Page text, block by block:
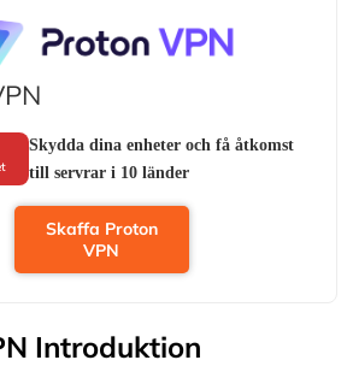
Skydda dina enheter och få åtkomst
till servrar i 10 länder
Skaffa Proton
VPN
Introduktion